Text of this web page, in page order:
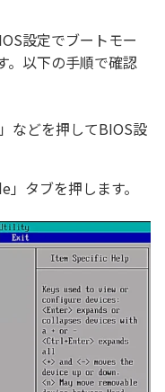
設定でブートモー
。以下の手順で確認
などを押してBIOS設
タブを押します。